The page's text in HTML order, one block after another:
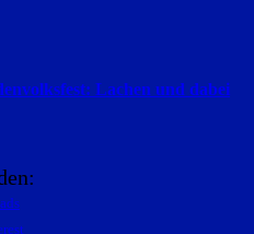
Lachen und dabei